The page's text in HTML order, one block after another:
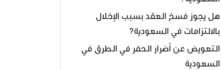
هل يجوز فسخ العقد بسبب الإخلال
بالالتزامات في السعودية؟
التعويض عن أضرار الحفر في الطرق في
السعودية